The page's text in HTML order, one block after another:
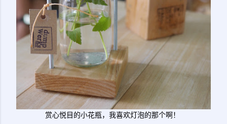
赏心悦目的小花瓶，我喜欢灯泡的那个啊！